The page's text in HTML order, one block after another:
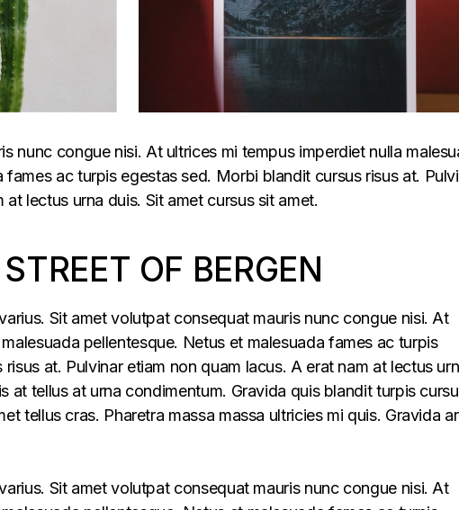
nunc congue nisi. At ultrices mi tempus imperdiet nulla
ac turpis egestas sed. Morbi blandit cursus risus at.
lectus urna duis. Sit amet cursus sit amet.
OF BERGEN
Sit amet volutpat consequat mauris nunc congue nisi. At
pellentesque. Netus et malesuada fames ac turpis
at. Pulvinar etiam non quam lacus. A erat nam at lectus
at tellus at urna condimentum. Gravida quis blandit turpis
tellus cras. Pharetra massa massa ultricies mi quis. Gravida
Sit amet volutpat consequat mauris nunc congue nisi. At